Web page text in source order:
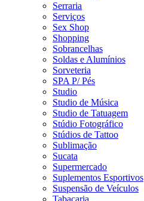
Serraria
Serviços
Sex Shop
Shopping
Sobrancelhas
Soldas e Alumínios
Sorveteria
SPA P/ Pés
Studio
Studio de Música
Studio de Tatuagem
Stúdio Fotográfico
Stúdios de Tattoo
Sublimação
Sucata
Supermercado
Suplementos Esportivos
Suspensão de Veículos
Tabacaria